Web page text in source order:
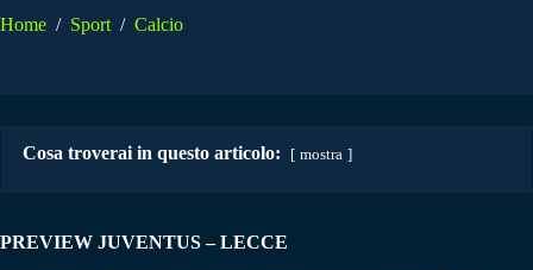
Home / Sport / Calcio
Cosa troverai in questo articolo: mostra
PREVIEW JUVENTUS – LECCE